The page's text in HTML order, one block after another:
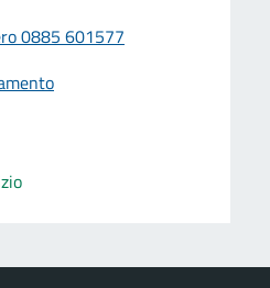
0885 601577